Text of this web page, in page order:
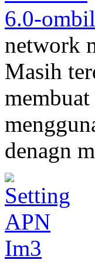
network
Masih
denagn